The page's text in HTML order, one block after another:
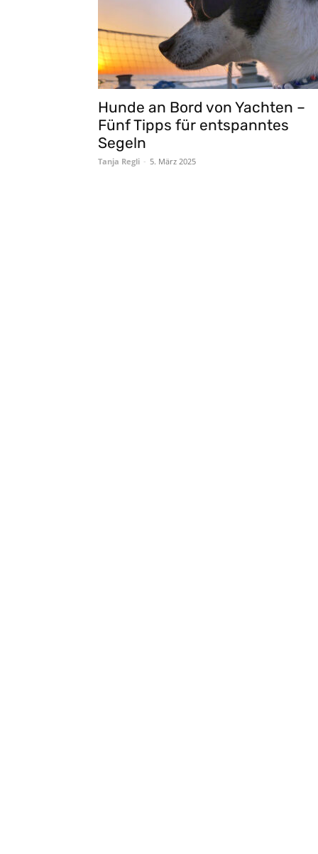
Hunde an Bord von Yachten –
Fünf Tipps für entspanntes
Segeln
Tanja Regli - 5. März 2025